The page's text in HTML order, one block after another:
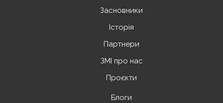
Засновники
Історія
Партнери
ЗМІ про нас
Проєкти
Блоги